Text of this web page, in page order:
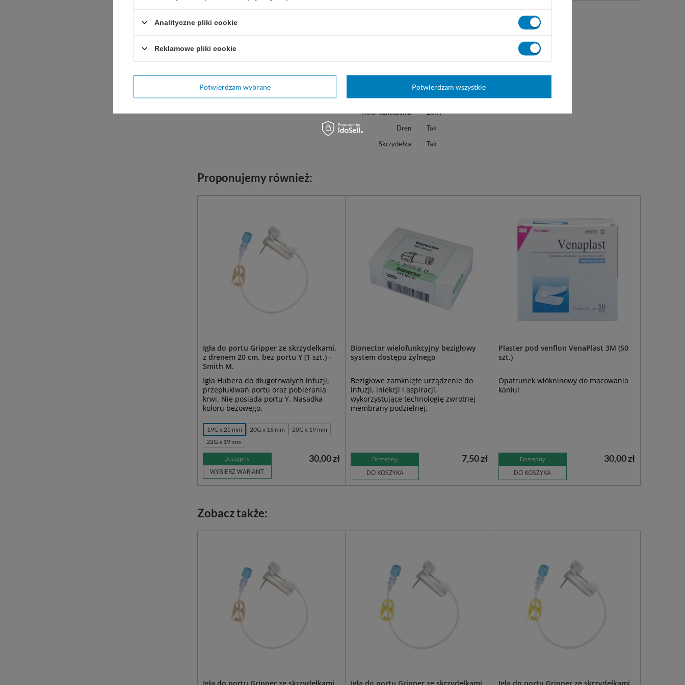
Długość
16 mm
Kolor oznaczenia
Żółty
Dren
Tak
Skrzydełka
Tak
Proponujemy również:
Igła do portu Gripper ze skrzydełkami,
z drenem 20 cm, bez portu Y (1 szt.) -
Smith M.
Igła Hubera do długotrwałych infuzji,
przepłukiwań portu oraz pobierania
krwi. Nie posiada portu Y. Nasadka
koloru beżowego.
19G x 25 mm 20G x 16 mm
20G x 19 mm
22G x 19 mm
Dostępny
WYBIERZ WARIANT
30,00 zł
Bionector wielofunkcyjny bezigłowy
system dostępu żylnego
Bezigłowe zamknięte urządzenie do
infuzji, iniekcji i aspiracji,
wykorzystujące technologię zwrotnej
membrany podzielnej.
Dostępny
DO KOSZYKA
7,50 zł
Plaster pod venflon VenaPlast 3M (50
szt.)
Opatrunek włókninowy do mocowania
kaniul
Dostępny
DO KOSZYKA
30,00 zł
Zobacz także:
Analityczne pliki cookie
Reklamowe pliki cookie
Potwierdzam wybrane Potwierdzam wszystkie